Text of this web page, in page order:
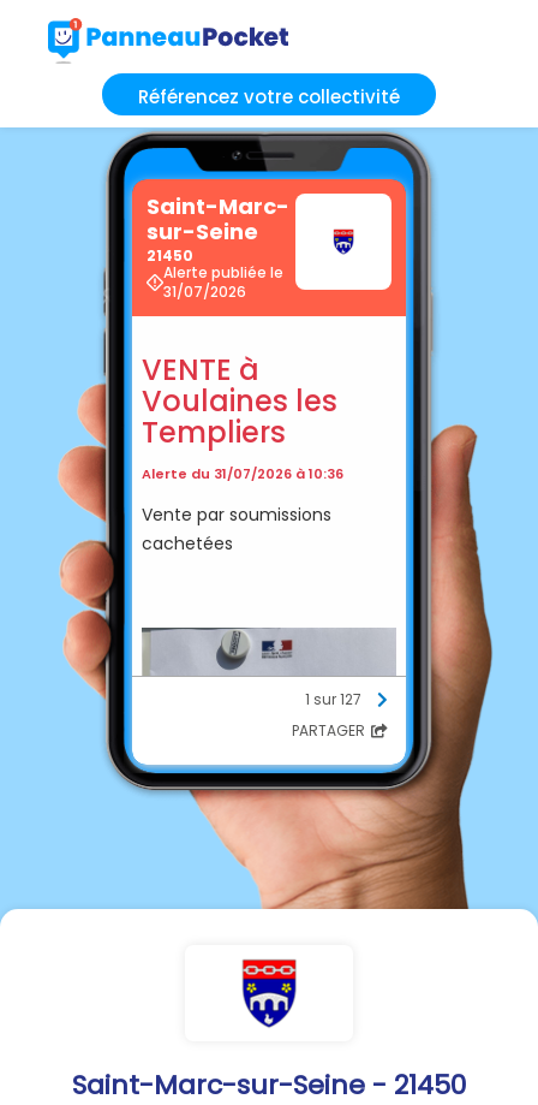
Référencez votre collectivité
Saint-Marc-sur-Seine - 21450
Saint-Marc-
sur-Seine
21450
Alerte publiée le
31/07/2026
VENTE à
Voulaines les
Templiers
Alerte du 31/07/2026 à 10:36
Vente par soumissions
cachetées
1 sur 127
PARTAGER